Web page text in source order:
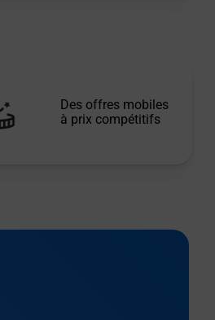
Des offres mobiles
à prix compétitifs